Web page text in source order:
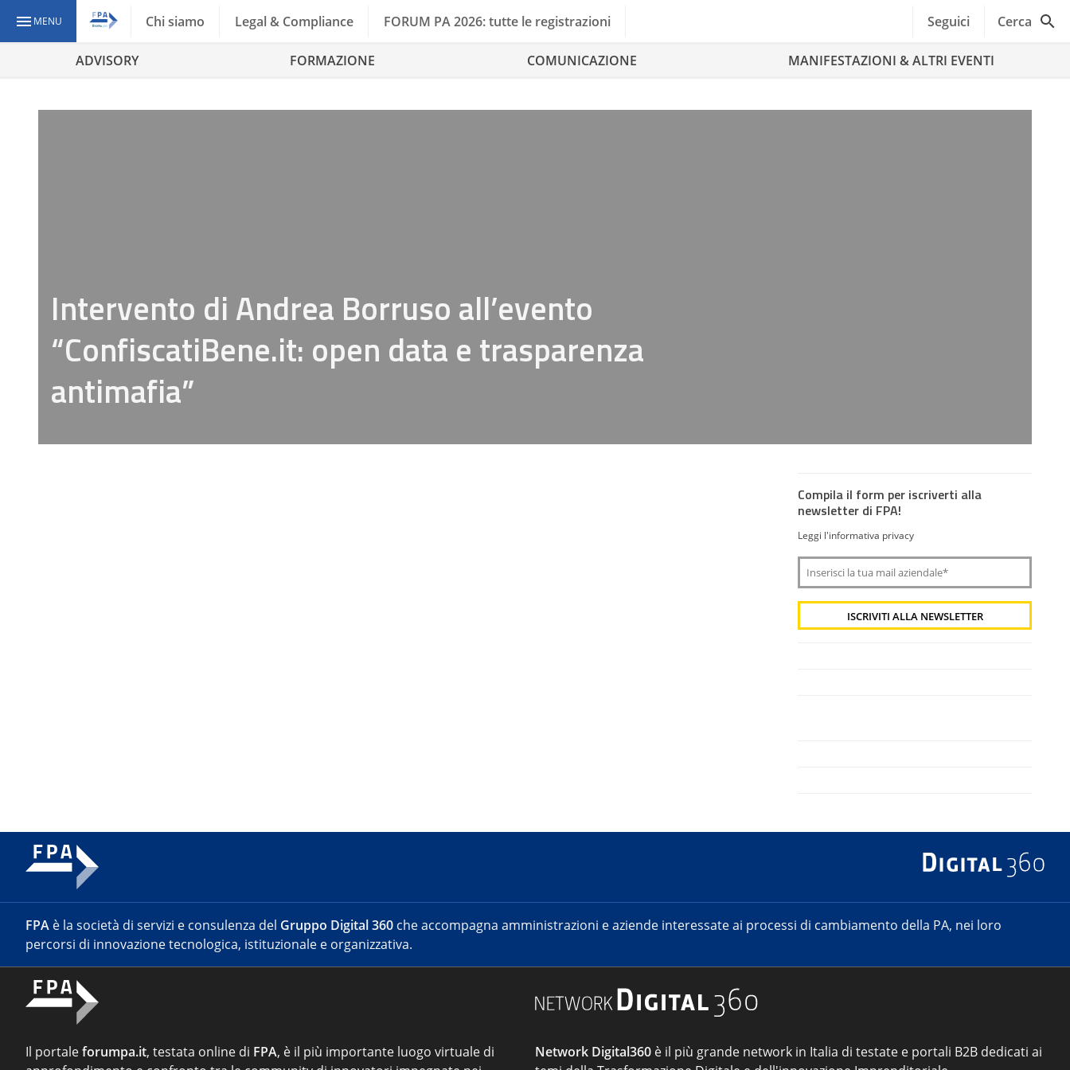
MENU Chi siamo Legal & Compliance FORUM PA 2026: tutte le registrazioni Seguici Cerca
ADVISORY FORMAZIONE COMUNICAZIONE MANIFESTAZIONI & ALTRI EVENTI
Intervento di Andrea Borruso all’evento
“ConfiscatiBene.it: open data e trasparenza
antimafia”
Compila il form per iscriverti alla
newsletter di FPA!
Leggi l'informativa privacy
FPA è la società di servizi e consulenza del Gruppo Digital 360 che accompagna amministrazioni e aziende interessate ai processi di cambiamento della PA, nei loro
percorsi di innovazione tecnologica, istituzionale e organizzativa.
Il portaleforumpa.it, testata online di FPA, è il più importante luogo virtuale di
Network Digital360 è il più grande network in Italia di testate e portali B2B dedicati ai